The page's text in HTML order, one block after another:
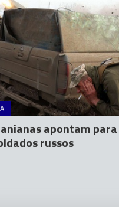
apontam
russos